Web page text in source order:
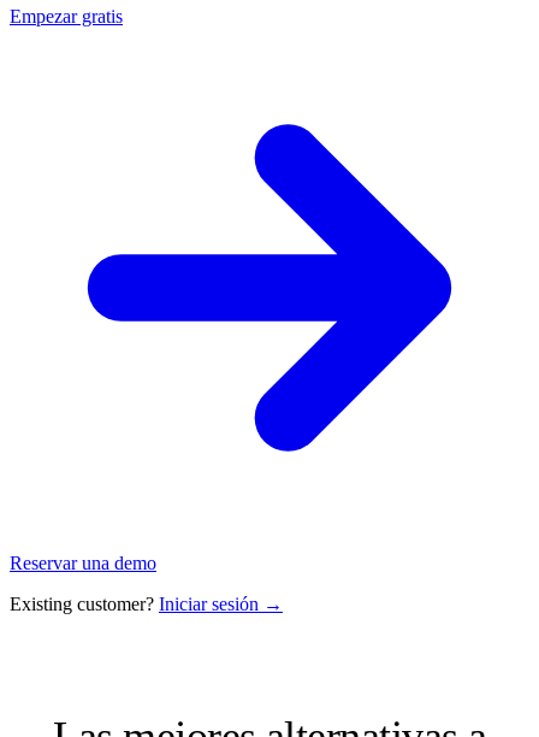
Empezar gratis
Reservar una demo
Existing customer? Iniciar sesión →